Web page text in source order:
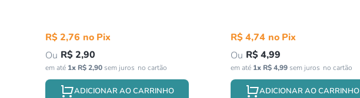
R$2,76
R$2,90
em até 1x R$ 2,90sem juros
ADICIONAR AO CARRINHO
R$4,74
R$4,99
em até 1x R$4,99sem juros
ADICIONAR AO CARRINHO